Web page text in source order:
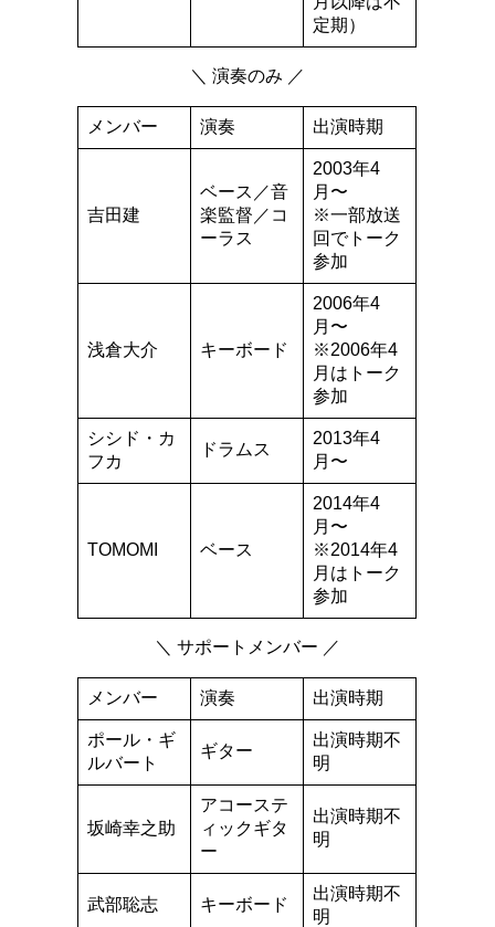
定期）
＼ 演奏のみ ／
メンバー 演奏 出演時期
吉田建
ベース／音
楽監督／コ
ーラス
2003年4
月〜
※一部放送
回でトーク
参加
浅倉大介 キーボード
2006年4
月〜
※2006年4
月はトーク
参加
シシド・カ
フカ
ドラムス
2013年4
月〜
TOMOMI ベース
2014年4
月〜
※2014年4
月はトーク
参加
＼ サポートメンバー ／
メンバー 演奏 出演時期
ポール・ギ
ルバート
ギター
出演時期不
明
坂崎幸之助
アコーステ
ィックギタ
ー
出演時期不
明
武部聡志 キーボード
出演時期不
明